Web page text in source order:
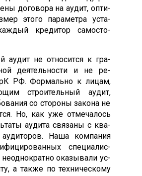
до­гово­ра на а­удит, оп­ти­
это­го па­рамет­ра ус­та­
кре­дитор са­мос­то­
а­удит не от­но­сит­ся к гра­
де­ятель­нос­ти и не ре­
РФ. Фор­маль­но к ли­цам,
стро­итель­ный а­удит,
со сто­роны за­кона не
Но, как уже от­ме­чалось
а­уди­та свя­заны с ква­
На­ша ком­па­ния
спе­ци­алис­
ока­зыва­ли ус­
а так­же по тех­ни­чес­ко­му